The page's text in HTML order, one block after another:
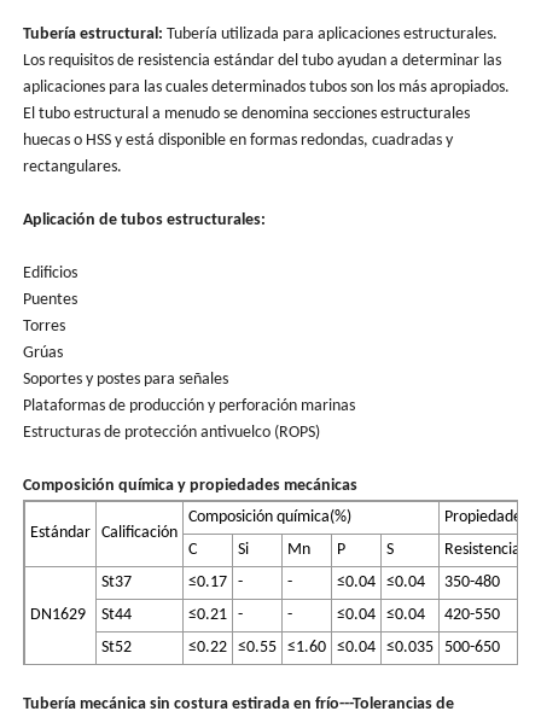
Tubería estructural: Tubería utilizada para aplicaciones estructurales.
Los requisitos de resistencia estándar del tubo ayudan a determinar las
aplicaciones para las cuales determinados tubos son los más apropiados.
El tubo estructural a menudo se denomina secciones estructurales
huecas o HSS y está disponible en formas redondas, cuadradas y
rectangulares.
Aplicación de tubos estructurales:
Edificios
Puentes
Torres
Grúas
Soportes y postes para señales
Plataformas de producción y perforación marinas
Estructuras de protección antivuelco (ROPS)
Composición química y propiedades mecánicas
Estándar Calificación
Composición química(%)
Propiedades
C
Si Mn P S Resistencia
DN1629
St37 ≤0.17 - - ≤0.04 ≤0.04
350-480
St44
≤0.21 - - ≤0.04 ≤0.04
420-550
St52
≤0.22 ≤0.55 ≤1.60 ≤0.04 ≤0.035 500-650
Tubería mecánica sin costura estirada en frío---Tolerancias de